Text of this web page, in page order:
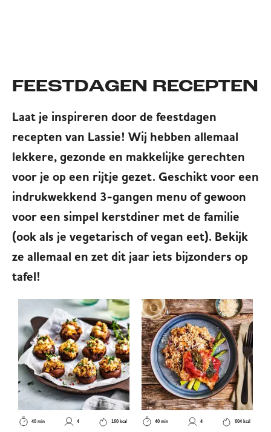
FEESTDAGEN RECEPTEN
Laat je inspireren door de feestdagen
recepten van Lassie! Wij hebben allemaal
lekkere, gezonde en makkelijke gerechten
voor je op een rijtje gezet. Geschikt voor een
indrukwekkend 3-gangen menu of gewoon
voor een simpel kerstdiner met de familie
(ook als je vegetarisch of vegan eet). Bekijk
ze allemaal en zet dit jaar iets bijzonders op
tafel!
40 min 4 160 kcal 40 min 4 604 kcal